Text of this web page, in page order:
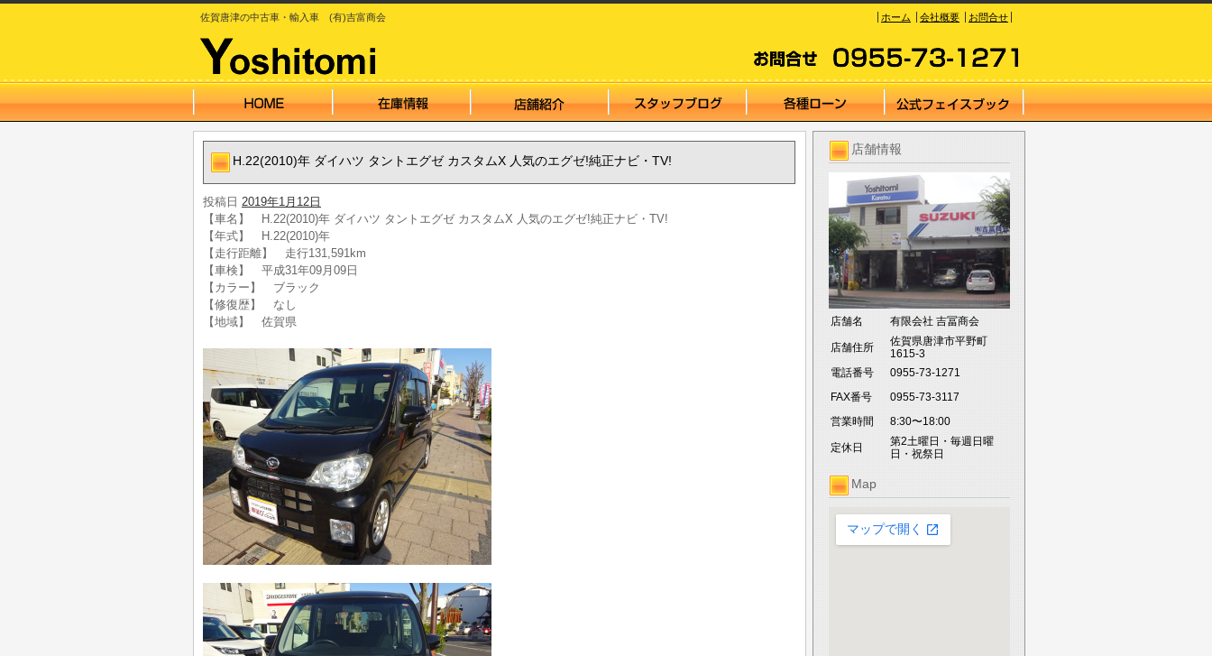
佐賀唐津の中古車・輸入車 (有)吉富商会 ホーム 会社概要 お問合せ
店舗情報
店舗名 有限会社 吉冨商会
店舗住所
佐賀県唐津市平野町
1615-3
電話番号
0955-73-1271
FAX番号
0955-73-3117
営業時間
8:30〜18:00
定休日
第2土曜日・毎週日曜
日・祝祭日
Map
H.22(2010)年 ダイハツ タントエグゼ カスタムX 人気のエグゼ!純正ナビ・TV!
投稿日 2019年1月12日
【車名】 H.22(2010)年 ダイハツ タントエグゼ カスタムX 人気のエグゼ!純正ナビ・TV!
【年式】 H.22(2010)年
【走行距離】 走行131,591km
【車検】 平成31年09月09日
【カラー】 ブラック
【修復歴】 なし
【地域】 佐賀県